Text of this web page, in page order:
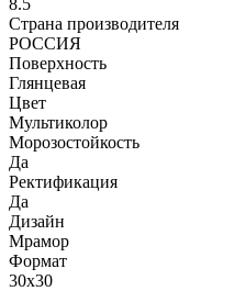
Страна производителя
РОССИЯ
Поверхность
Глянцевая
Цвет
Мультиколор
Морозостойкость
Да
Ректификация
Да
Дизайн
Мрамор
Формат
30x30